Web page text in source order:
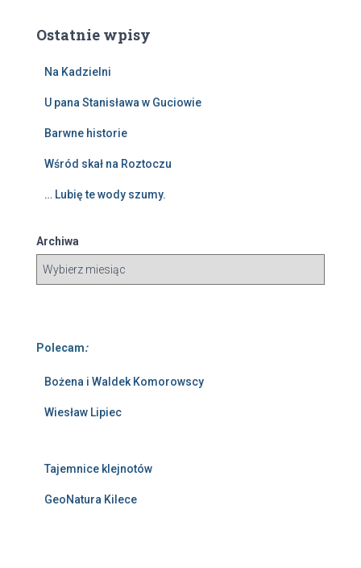
Ostatnie wpisy
Na Kadzielni
U pana Stanisława w Guciowie
Barwne historie
Wśród skał na Roztoczu
… Lubię te wody szumy.
Archiwa
Polecam:
Bożena i Waldek Komorowscy
Wiesław Lipiec
Tajemnice klejnotów
GeoNatura Kilece